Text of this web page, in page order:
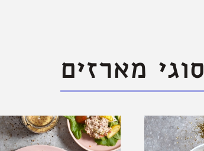
סוגי מארזים